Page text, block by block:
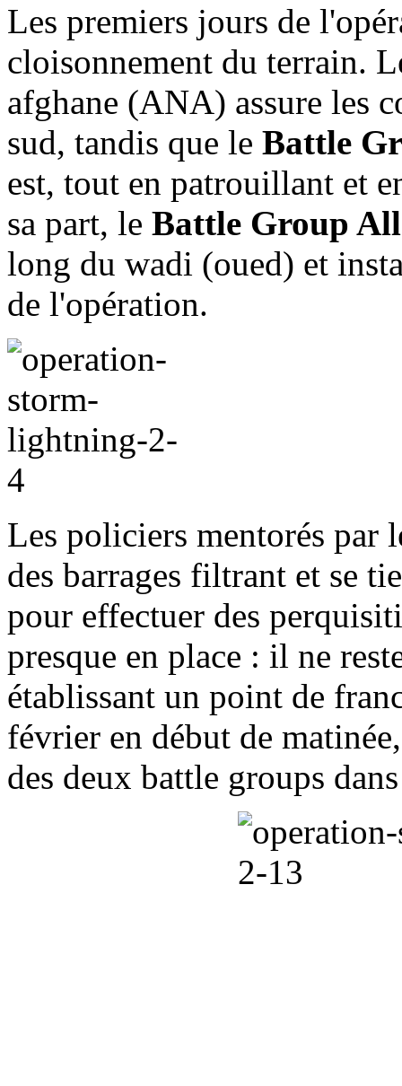
Les premiers jours de
cloisonnement du terrain.
afghane (ANA) assure les
sud, tandis que le Battle
est, tout en patrouillant et
sa part, le Battle Group
long du wadi (oued) et
de l'opération.
Les policiers mentorés par
des barrages filtrant et se
pour effectuer des
presque en place : il ne
établissant un point de
février en début de
des deux battle groups dans